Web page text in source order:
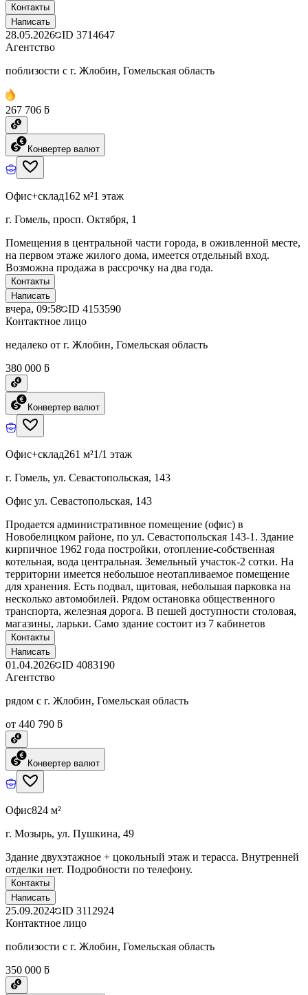
Контакты
Написать
28.05.2026 ID 3714647
Агентство
поблизости с г. Жлобин, Гомельская область
267 706 ƃ
Конвертер валют
Офис+склад162 м²1 этаж
г. Гомель, просп. Октября, 1
Помещения в центральной части города, в оживленной месте,
на первом этаже жилого дома, имеется отдельный вход.
Возможна продажа в рассрочку на два года.
Контакты
Написать
вчера, 09:58 ID 4153590
Контактное лицо
недалеко от г. Жлобин, Гомельская область
380 000 ƃ
Конвертер валют
Офис+склад261 м²1/1 этаж
г. Гомель, ул. Севастопольская, 143
Офис ул. Севастопольская, 143
Продается административное помещение (офис) в
Новобелицком районе, по ул. Севастопольская 143-1. Здание
кирпичное 1962 года постройки, отопление-собственная
котельная, вода центральная. Земельный участок-2 сотки. На
территории имеется небольшое неотапливаемое помещение
для хранения. Есть подвал, щитовая, небольшая парковка на
несколько автомобилей. Рядом остановка общественного
транспорта, железная дорога. В пешей доступности столовая,
магазины, ларьки. Само здание состоит из 7 кабинетов
Контакты
Написать
01.04.2026 ID 4083190
Агентство
рядом с г. Жлобин, Гомельская область
от 440 790 ƃ
Конвертер валют
Офис824 м²
г. Мозырь, ул. Пушкина, 49
Здание двухэтажное + цокольный этаж и терасса. Внутренней
отделки нет. Подробности по телефону.
Контакты
Написать
25.09.2024 ID 3112924
Контактное лицо
поблизости с г. Жлобин, Гомельская область
350 000 ƃ